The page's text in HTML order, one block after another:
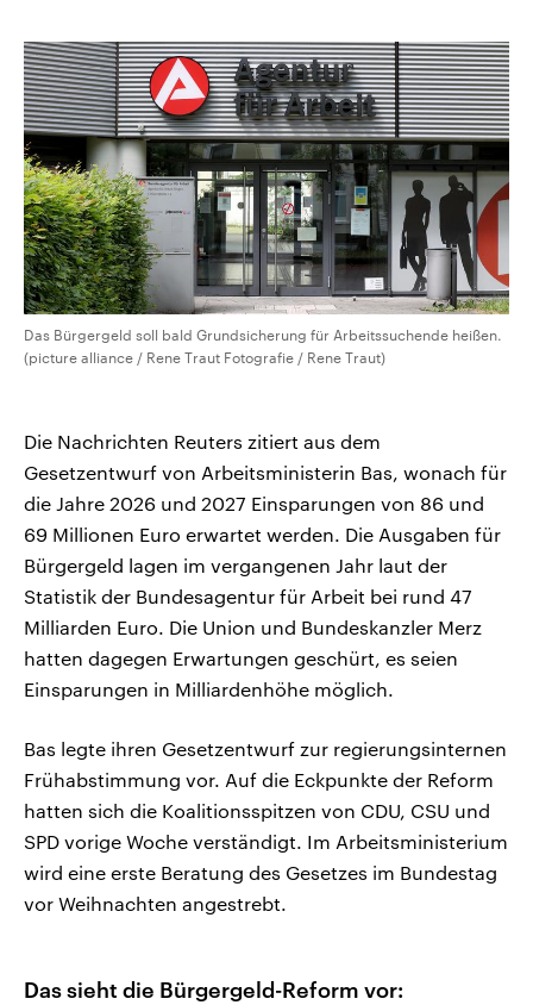
Das Bürgergeld soll bald Grundsicherung für Arbeitssuchende heißen.
(picture alliance / Rene Traut Fotografie / Rene Traut)
Die Nachrichten Reuters zitiert aus dem
Gesetzentwurf von Arbeitsministerin Bas, wonach für
die Jahre 2026 und 2027 Einsparungen von 86 und
69 Millionen Euro erwartet werden. Die Ausgaben für
Bürgergeld lagen im vergangenen Jahr laut der
Statistik der Bundesagentur für Arbeit bei rund 47
Milliarden Euro. Die Union und Bundeskanzler Merz
hatten dagegen Erwartungen geschürt, es seien
Einsparungen in Milliardenhöhe möglich.
Bas legte ihren Gesetzentwurf zur regierungsinternen
Frühabstimmung vor. Auf die Eckpunkte der Reform
hatten sich die Koalitionsspitzen von CDU, CSU und
SPD vorige Woche verständigt. Im Arbeitsministerium
wird eine erste Beratung des Gesetzes im Bundestag
vor Weihnachten angestrebt.
Das sieht die Bürgergeld-Reform vor: